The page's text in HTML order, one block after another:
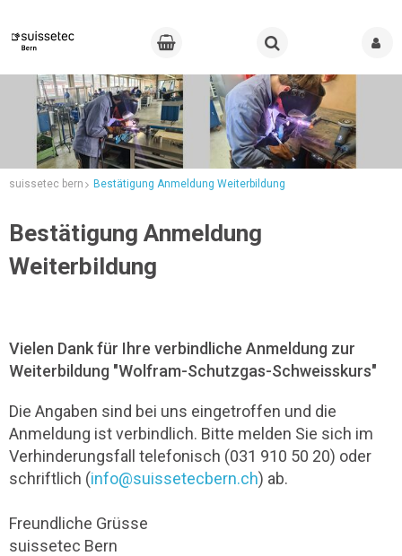
suissetec bern Bestätigung Anmeldung Weiterbildung
Bestätigung Anmeldung
Weiterbildung
Vielen Dank für Ihre verbindliche Anmeldung zur
Weiterbildung "Wolfram-Schutzgas-Schweisskurs"
Die Angaben sind bei uns eingetroffen und die
Anmeldung ist verbindlich. Bitte melden Sie sich im
Verhinderungsfall telefonisch (031 910 50 20) oder
schriftlich (info@suissetecbern.ch) ab.
Freundliche Grüsse
suissetec Bern